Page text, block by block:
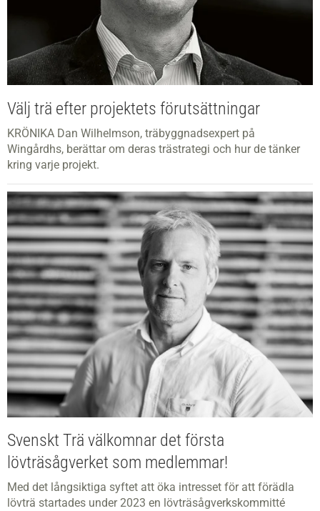
Välj trä efter projektets förutsättningar
KRÖNIKA Dan Wilhelmson, träbyggnadsexpert på
Wingårdhs, berättar om deras trästrategi och hur de tänker
kring varje projekt.
Svenskt Trä välkomnar det första
lövträsågverket som medlemmar!
Med det långsiktiga syftet att öka intresset för att förädla
lövträ startades under 2023 en lövträsågverkskommitté